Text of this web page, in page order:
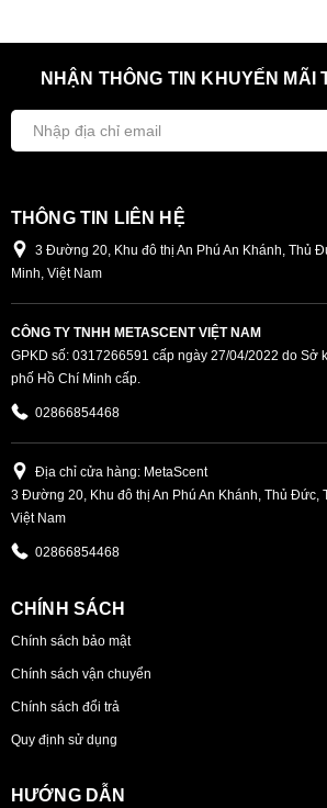
NHẬN THÔNG TIN KHUYẾN MÃI
THÔNG TIN LIÊN HỆ
3 Đường 20, Khu đô thị An Phú An Khánh, Thủ
Minh, Việt Nam
CÔNG TY TNHH METASCENT VIỆT NAM
GPKD số: 0317266591 cấp ngày 27/04/2022 do Sở
phố Hồ Chí Minh cấp.
02866854468
Địa chỉ cửa hàng: MetaScent
3 Đường 20, Khu đô thị An Phú An Khánh, Thủ Đức,
Việt Nam
02866854468
CHÍNH SÁCH
Chính sách bảo mật
Chính sách vận chuyển
Chính sách đổi trả
Quy định sử dụng
HƯỚNG DẪN